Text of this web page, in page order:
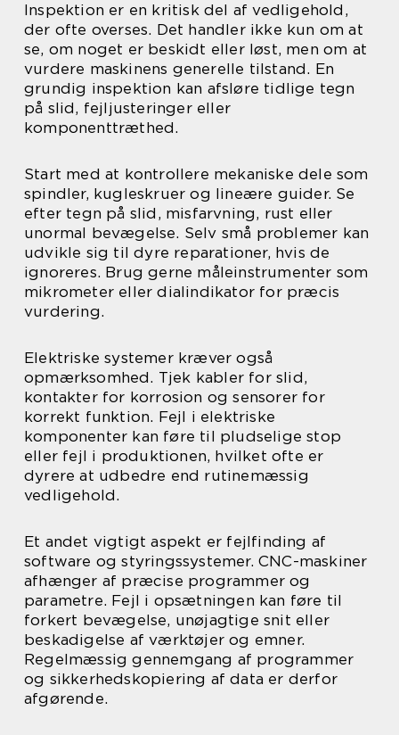
Inspektion er en kritisk del af vedligehold,
der ofte overses. Det handler ikke kun om at
se, om noget er beskidt eller løst, men om at
vurdere maskinens generelle tilstand. En
grundig inspektion kan afsløre tidlige tegn
på slid, fejljusteringer eller
komponenttræthed.
Start med at kontrollere mekaniske dele som
spindler, kugleskruer og lineære guider. Se
efter tegn på slid, misfarvning, rust eller
unormal bevægelse. Selv små problemer kan
udvikle sig til dyre reparationer, hvis de
ignoreres. Brug gerne måleinstrumenter som
mikrometer eller dialindikator for præcis
vurdering.
Elektriske systemer kræver også
opmærksomhed. Tjek kabler for slid,
kontakter for korrosion og sensorer for
korrekt funktion. Fejl i elektriske
komponenter kan føre til pludselige stop
eller fejl i produktionen, hvilket ofte er
dyrere at udbedre end rutinemæssig
vedligehold.
Et andet vigtigt aspekt er fejlfinding af
software og styringssystemer. CNC-maskiner
afhænger af præcise programmer og
parametre. Fejl i opsætningen kan føre til
forkert bevægelse, unøjagtige snit eller
beskadigelse af værktøjer og emner.
Regelmæssig gennemgang af programmer
og sikkerhedskopiering af data er derfor
afgørende.